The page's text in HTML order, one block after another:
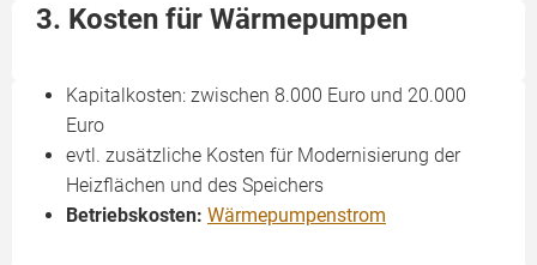
3. Kosten für Wärmepumpen
Kapitalkosten: zwischen 8.000 Euro und 20.000
Euro
evtl. zusätzliche Kosten für Modernisierung der
Heizflächen und des Speichers
Betriebskosten: Wärmepumpenstrom